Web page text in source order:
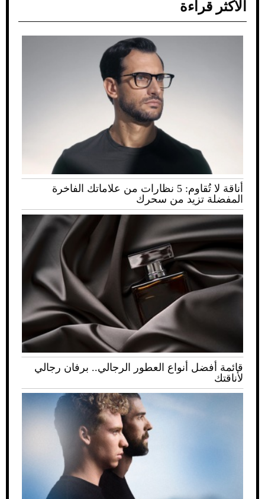
الأكثر قراءة
أناقة لا تُقاوم: 5 نظارات من علاماتك الفاخرة
المفضلة تزيد من سحرك
قائمة أفضل أنواع العطور الرجالي.. برفان رجالي
لأناقتك